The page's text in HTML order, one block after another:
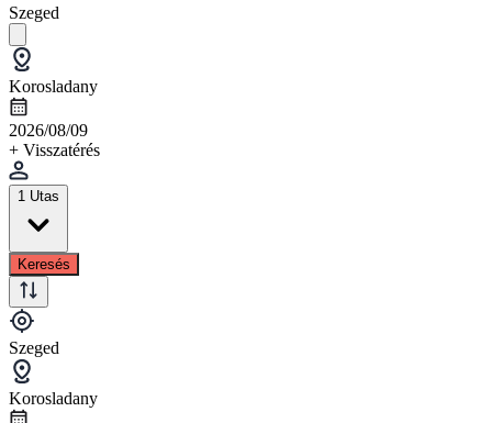
Szeged
Korosladany
2026/08/09
+ Visszatérés
1 Utas
Keresés
Szeged
Korosladany